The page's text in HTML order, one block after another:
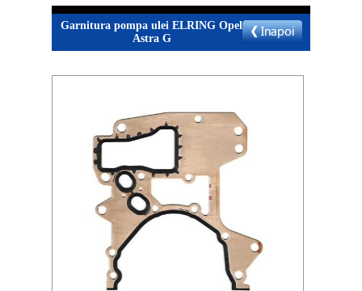
Garnitura pompa ulei ELRING Opel
Astra G